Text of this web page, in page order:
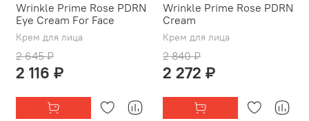
Wrinkle Prime Rose PDRN
Eye Cream For Face
Крем для лица
2 645 ₽
2 116 ₽
Wrinkle Prime Rose PDRN
Cream
Крем для лица
2 840 ₽
2 272 ₽